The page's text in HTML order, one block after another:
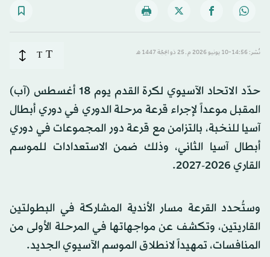
نُشر: 14:56-10 يونيو 2026 م ـ 25 ذو الحِجّة 1447 هـ T
T
حدّد الاتحاد الآسيوي لكرة القدم يوم 18 أغسطس (آب)
المقبل موعداً لإجراء قرعة مرحلة الدوري في دوري أبطال
آسيا للنخبة، بالتزامن مع قرعة دور المجموعات في دوري
أبطال آسيا الثاني، وذلك ضمن الاستعدادات للموسم
القاري 2026-2027.
وستُحدد القرعة مسار الأندية المشاركة في البطولتين
القاريتين، وتكشف عن مواجهاتها في المرحلة الأولى من
المنافسات، تمهيداً لانطلاق الموسم الآسيوي الجديد.